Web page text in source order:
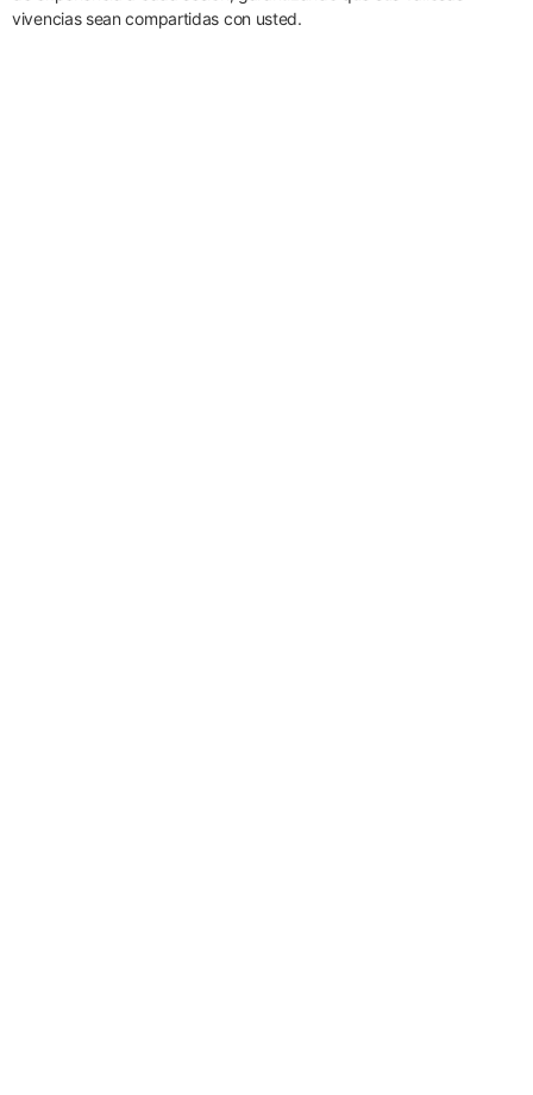
vivencias sean compartidas con usted.